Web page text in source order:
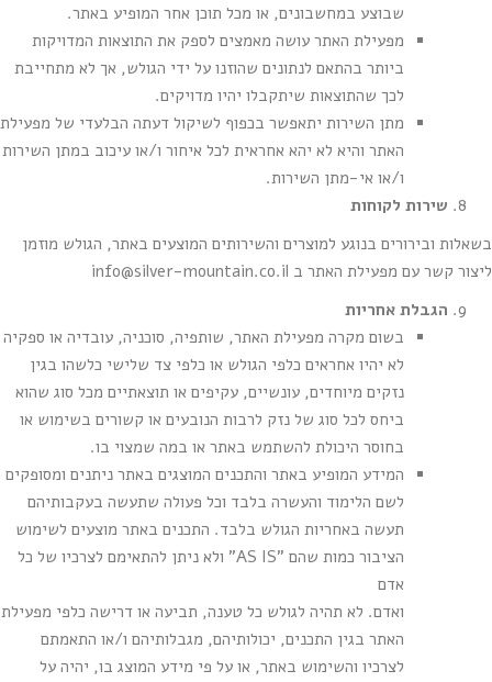
שבוצע במחשבונים, או מכל תוכן אחר המופיע באתר.
מפעילת האתר עושה מאמצים לספק את התוצאות המדויקות
ביותר בהתאם לנתונים שהוזנו על ידי הגולש, אך לא מתחייבת
לכך שהתוצאות שיתקבלו יהיו מדויקים.
מתן השירות יתאפשר בכפוף לשיקול דעתה הבלעדי של מפעילת
האתר והיא לא יהא אחראית לכל איחור ו/או עיכוב במתן השירות
ו/או אי-מתן השירות.
שירות לקוחות
בשאלות ובירורים בנוגע למוצרים והשירותים המוצעים באתר, הגולש מוזמן
ליצור קשר עם מפעילת האתר ב info@silver-mountain.co.il
הגבלת אחריות
בשום מקרה מפעילת האתר, שותפיה, סוכניה, עובדיה או ספקיה
לא יהיו אחראים כלפי הגולש או כלפי צד שלישי כלשהו בגין
נזקים מיוחדים, עונשיים, עקיפים או תוצאתיים מכל סוג שהוא
ביחס לכל סוג של נזק לרבות הנובעים או קשורים בשימוש או
בחוסר היכולת להשתמש באתר או במה שמצוי בו.
המידע המופיע באתר והתכנים המוצגים באתר ניתנים ומסופקים
לשם הלימוד והעשרה בלבד וכל פעולה שתעשה בעקבותיהם
תעשה באחריות הגולש בלבד. התכנים באתר מוצעים לשימוש
הציבור כמות שהם "AS IS" ולא ניתן להתאימם לצרכיו של כל
אדם
ואדם. לא תהיה לגולש כל טענה, תביעה או דרישה כלפי מפעילת
האתר בגין התכנים, יכולותיהם, מגבלותיהם ו/או התאמתם
לצרכיו והשימוש באתר, או על פי מידע המוצג בו, יהיה על